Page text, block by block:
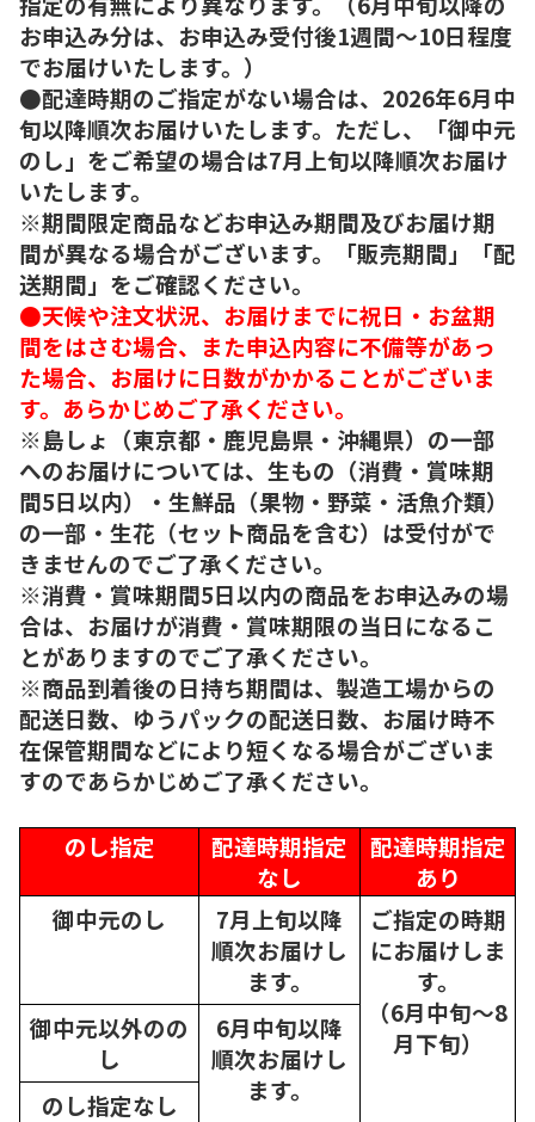
お申込み分は、お申込み受付後1週間～10日程度
でお届けいたします。）
●配達時期のご指定がない場合は、2026年6月中
旬以降順次お届けいたします。ただし、「御中元
のし」をご希望の場合は7月上旬以降順次お届け
いたします。
※期間限定商品などお申込み期間及びお届け期
間が異なる場合がございます。「販売期間」「配
送期間」をご確認ください。
●天候や注文状況、お届けまでに祝日・お盆期
間をはさむ場合、また申込内容に不備等があっ
た場合、お届けに日数がかかることがございま
す。あらかじめご了承ください。
※島しょ（東京都・鹿児島県・沖縄県）の一部
へのお届けについては、生もの（消費・賞味期
間5日以内）・生鮮品（果物・野菜・活魚介類）
の一部・生花（セット商品を含む）は受付がで
きませんのでご了承ください。
※消費・賞味期間5日以内の商品をお申込みの場
合は、お届けが消費・賞味期限の当日になるこ
とがありますのでご了承ください。
※商品到着後の日持ち期間は、製造工場からの
配送日数、ゆうパックの配送日数、お届け時不
在保管期間などにより短くなる場合がございま
すのであらかじめご了承ください。
のし指定
配達時期指定
なし
配達時期指定
あり
御中元のし
7月上旬以降
順次お届けし
ます。
ご指定の時期
にお届けしま
す。
（6月中旬～8
月下旬）
御中元以外のの
し
6月中旬以降
順次お届けし
ます。
のし指定なし